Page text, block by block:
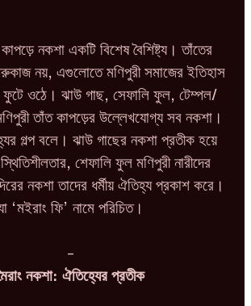
নকশা একটি বিশেষ বৈশিষ্ট্য। তাঁতের
নয়, এগুলোতে মণিপুরী সমাজের ইতিহাস
ওঠে। ঝাউ গাছ, সেফালি ফুল, টেম্পল/
তাঁত কাপড়ের উল্লেখযোগ্য সব নকশা।
গল্প বলে। ঝাউ গাছের নকশা প্রতীক হয়ে
শেফালি ফুল মণিপুরী নারীদের
নকশা তাদের ধর্মীয় ঐতিহ্য প্রকাশ করে।
‘মইরাং ফি’ নামে পরিচিত।
–
নকশা: ঐতিহ্যের প্রতীক